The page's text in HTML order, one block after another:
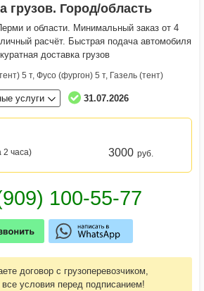
грузов. Город/область
и области. Минимальный заказ от 4
расчёт. Быстрая подача автомобиля
доставка грузов
5 т, Фусо (фургон) 5 т, Газель (тент)
услуги 31.07.2026
2 часа)
3000 руб.
договор с грузоперевозчиком,
все условия перед подписанием!